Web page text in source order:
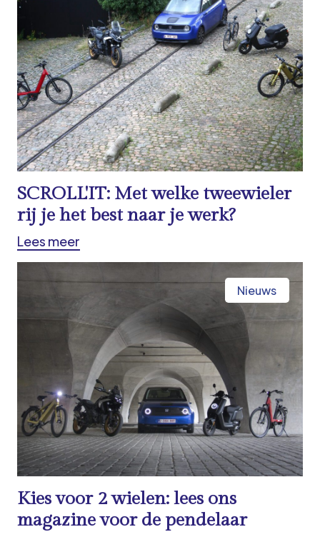
SCROLL'IT: Met welke tweewieler
rij je het best naar je werk?
Lees meer
Nieuws
Kies voor 2 wielen: lees ons
magazine voor de pendelaar